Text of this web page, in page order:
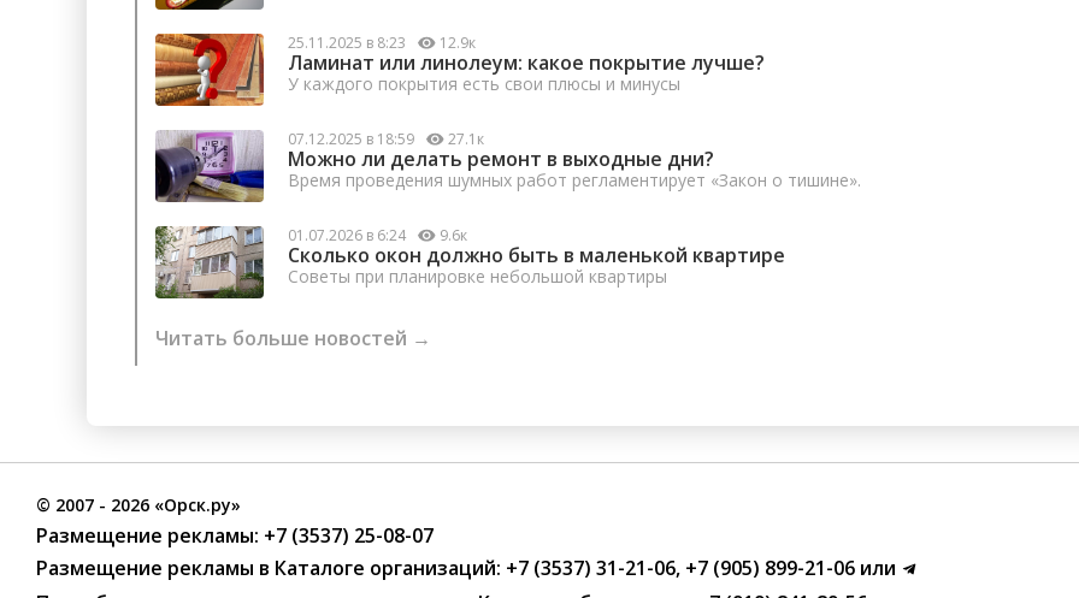
25.11.2025 в 8:23 12.9к
Ламинат или линолеум: какое покрытие лучше?
У каждого покрытия есть свои плюсы и минусы
07.12.2025 в 18:59 27.1к
Можно ли делать ремонт в выходные дни?
Время проведения шумных работ регламентирует «Закон о тишине».
01.07.2026 в 6:24 9.6к
Сколько окон должно быть в маленькой квартире
Советы при планировке небольшой квартиры
Читать больше новостей →
© 2007 - 2026 «Орск.ру»
Размещение рекламы: +7 (3537) 25-08-07
Размещение рекламы в Каталоге организаций: +7 (3537) 31-21-06, +7 (905) 899-21-06 или